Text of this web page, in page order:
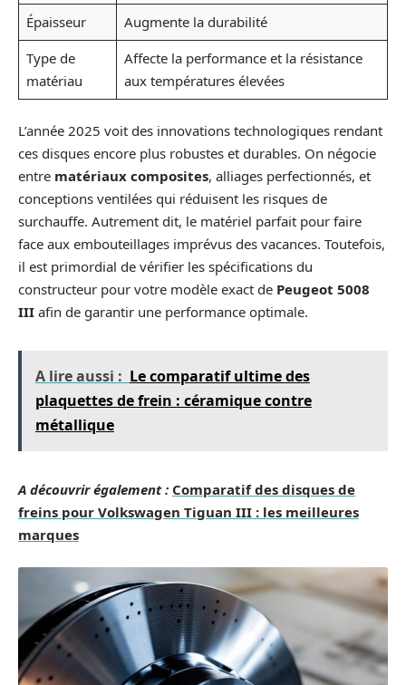
Épaisseur
Augmente la durabilité
Type de
matériau
Affecte la performance et la résistance
aux températures élevées
L’année 2025 voit des innovations technologiques rendant
ces disques encore plus robustes et durables. On négocie
entre matériaux composites, alliages perfectionnés, et
conceptions ventilées qui réduisent les risques de
surchauffe. Autrement dit, le matériel parfait pour faire
face aux embouteillages imprévus des vacances. Toutefois,
il est primordial de vérifier les spécifications du
constructeur pour votre modèle exact de Peugeot 5008
III afin de garantir une performance optimale.
A lire aussi : Le comparatif ultime des
plaquettes de frein : céramique contre
métallique
A découvrir également : Comparatif des disques de
freins pour Volkswagen Tiguan III : les meilleures
marques